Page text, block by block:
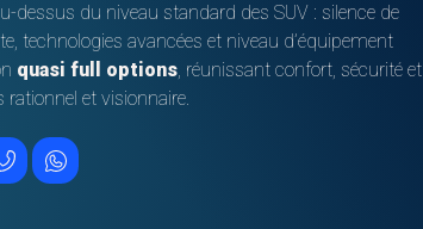
dessus du niveau standard des SUV : silence de
technologies avancées et niveau d’équipement
quasi full options, réunissant confort, sécurité et
et visionnaire.